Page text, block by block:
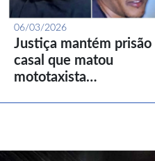
06/03/2026
Justiça mantém prisão
casal que matou
mototaxista…